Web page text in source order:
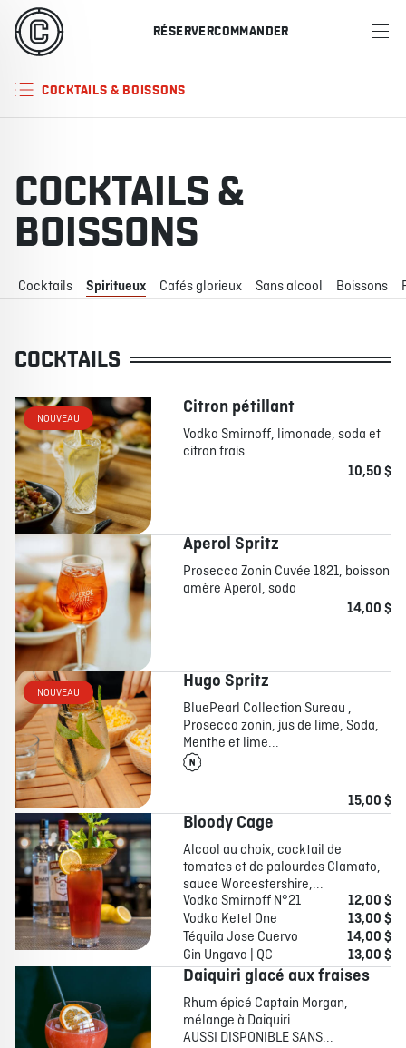
RÉSERVERCOMMANDER
MENU
RESTAURANTS
CARTES-CADEAUX
À PROPOS EMPLOIS
TRAITEUR ÉVÉNEMENTIEL
DONNER VOTRE OPINION
COCKTAILS & BOISSONS
COCKTAILS &
BOISSONS
Cocktails Spiritueux Cafés glorieux Sans alcool Boissons
COCKTAILS
NOUVEAU
Citron pétillant
Vodka Smirnoff, limonade, soda et
citron frais.
10,50 $
Aperol Spritz
Prosecco Zonin Cuvée 1821, boisson
amère Aperol, soda
14,00 $
NOUVEAU
Hugo Spritz
BluePearl Collection Sureau ,
Prosecco zonin, jus de lime, Soda,
Menthe et lime...
15,00 $
Bloody Cage
Alcool au choix, cocktail de
tomates et de palourdes Clamato,
sauce Worcestershire,...
Vodka Smirnoff N°21
12,00 $
Vodka Ketel One
13,00 $
Téquila Jose Cuervo
14,00 $
Gin Ungava | QC
13,00 $
Daiquiri glacé aux fraises
Rhum épicé Captain Morgan,
mélange à Daiquiri
AUSSI DISPONIBLE SANS...